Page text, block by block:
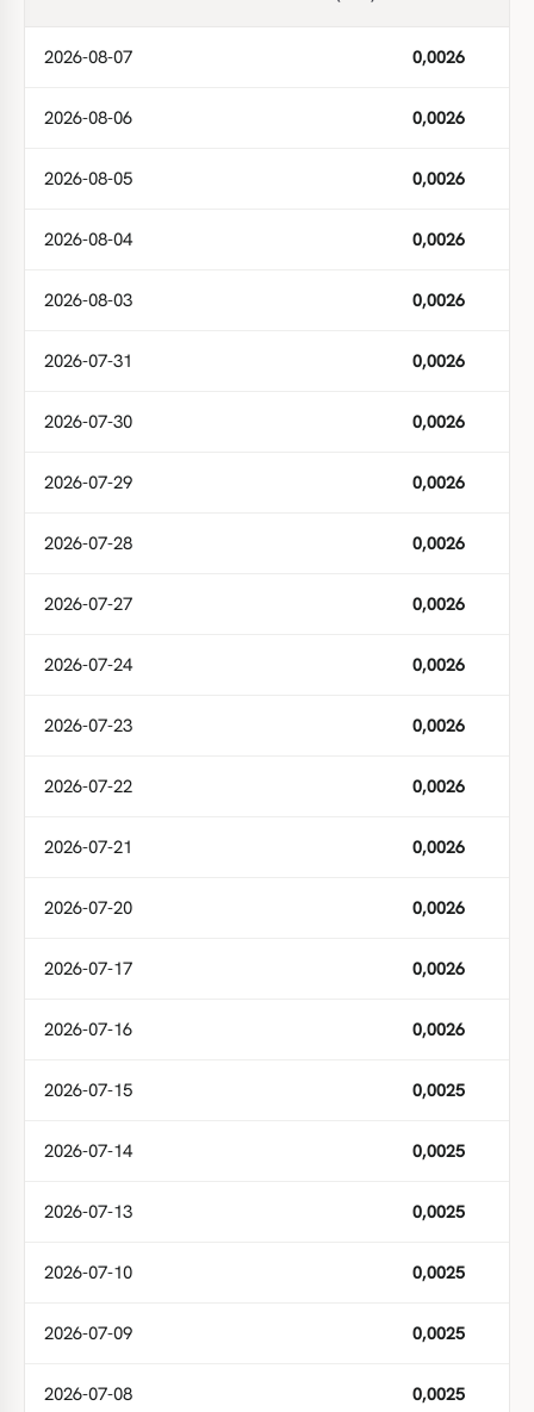
2026-08-07 0,0026
2026-08-06 0,0026
2026-08-05 0,0026
2026-08-04 0,0026
2026-08-03 0,0026
2026-07-31 0,0026
2026-07-30 0,0026
2026-07-29 0,0026
2026-07-28 0,0026
2026-07-27 0,0026
2026-07-24 0,0026
2026-07-23 0,0026
2026-07-22 0,0026
2026-07-21 0,0026
2026-07-20 0,0026
2026-07-17 0,0026
2026-07-16 0,0026
2026-07-15 0,0025
2026-07-14 0,0025
2026-07-13 0,0025
2026-07-10 0,0025
2026-07-09 0,0025
2026-07-08 0,0025